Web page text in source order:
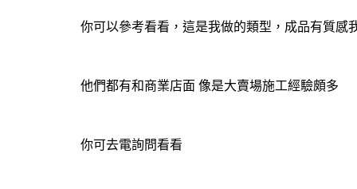
你可以參考看看，這是我做的類型，成品有質感
他們都有和商業店面 像是大賣場施工經驗頗多
你可去電詢問看看